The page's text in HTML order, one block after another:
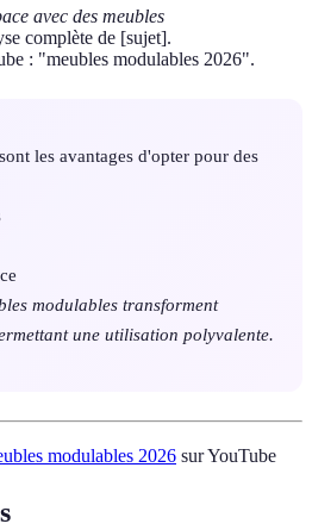
avec des meubles
complète de [sujet].
: "meubles modulables 2026".
les avantages d'opter pour des
modulables transforment
une utilisation polyvalente.
modulables 2026 sur YouTube